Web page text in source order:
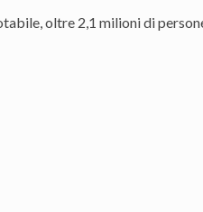
oltre 2,1 milioni di